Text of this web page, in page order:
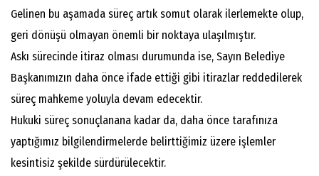
Gelinen bu aşamada süreç artık somut olarak ilerlemekte olup,
geri dönüşü olmayan önemli bir noktaya ulaşılmıştır.
Askı sürecinde itiraz olması durumunda ise, Sayın Belediye
Başkanımızın daha önce ifade ettiği gibi itirazlar reddedilerek
süreç mahkeme yoluyla devam edecektir.
Hukuki süreç sonuçlanana kadar da, daha önce tarafınıza
yaptığımız bilgilendirmelerde belirttiğimiz üzere işlemler
kesintisiz şekilde sürdürülecektir.